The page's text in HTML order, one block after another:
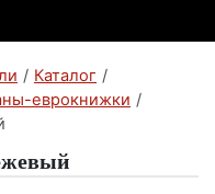
/ Каталог /
еврокнижки /